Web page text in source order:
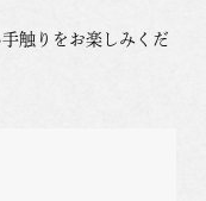
触りをお楽しみくだ